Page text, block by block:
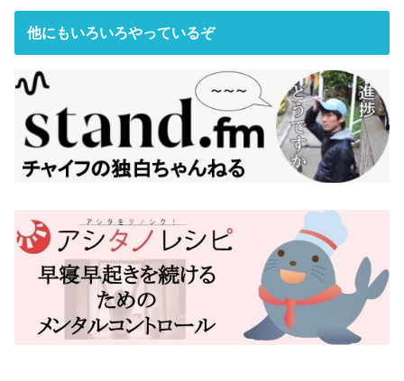
他にもいろいろやっているぞ